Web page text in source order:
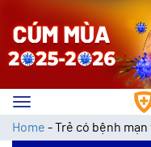
navigation
Home -Trẻ có bệnh